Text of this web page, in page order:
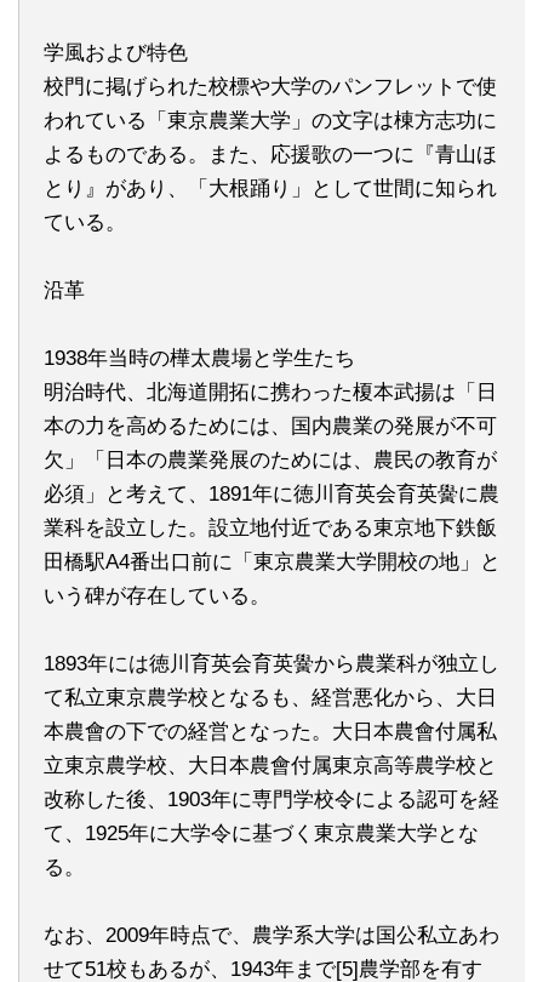
学風および特色
校門に掲げられた校標や大学のパンフレットで使
われている「東京農業大学」の文字は棟方志功に
よるものである。また、応援歌の一つに『青山ほ
とり』があり、「大根踊り」として世間に知られ
ている。
沿革
1938年当時の樺太農場と学生たち
明治時代、北海道開拓に携わった榎本武揚は「日
本の力を高めるためには、国内農業の発展が不可
欠」「日本の農業発展のためには、農民の教育が
必須」と考えて、1891年に徳川育英会育英黌に農
業科を設立した。設立地付近である東京地下鉄飯
田橋駅A4番出口前に「東京農業大学開校の地」と
いう碑が存在している。
1893年には徳川育英会育英黌から農業科が独立し
て私立東京農学校となるも、経営悪化から、大日
本農會の下での経営となった。大日本農會付属私
立東京農学校、大日本農會付属東京高等農学校と
改称した後、1903年に専門学校令による認可を経
て、1925年に大学令に基づく東京農業大学とな
る。
なお、2009年時点で、農学系大学は国公私立あわ
せて51校もあるが、1943年まで[5]農学部を有す